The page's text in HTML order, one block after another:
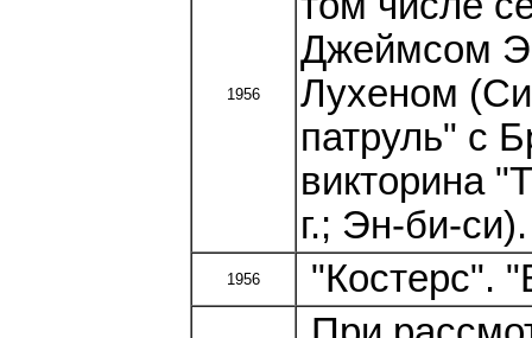
1956
Джеймсом
Лухеном
патруль" с
викторина
г.; Эн-би-си).
1956 "Костерс".